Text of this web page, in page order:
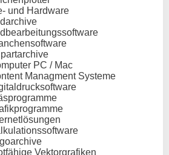
und Hardware
PC / Mac
Managment Systeme
Vektorgrafiken